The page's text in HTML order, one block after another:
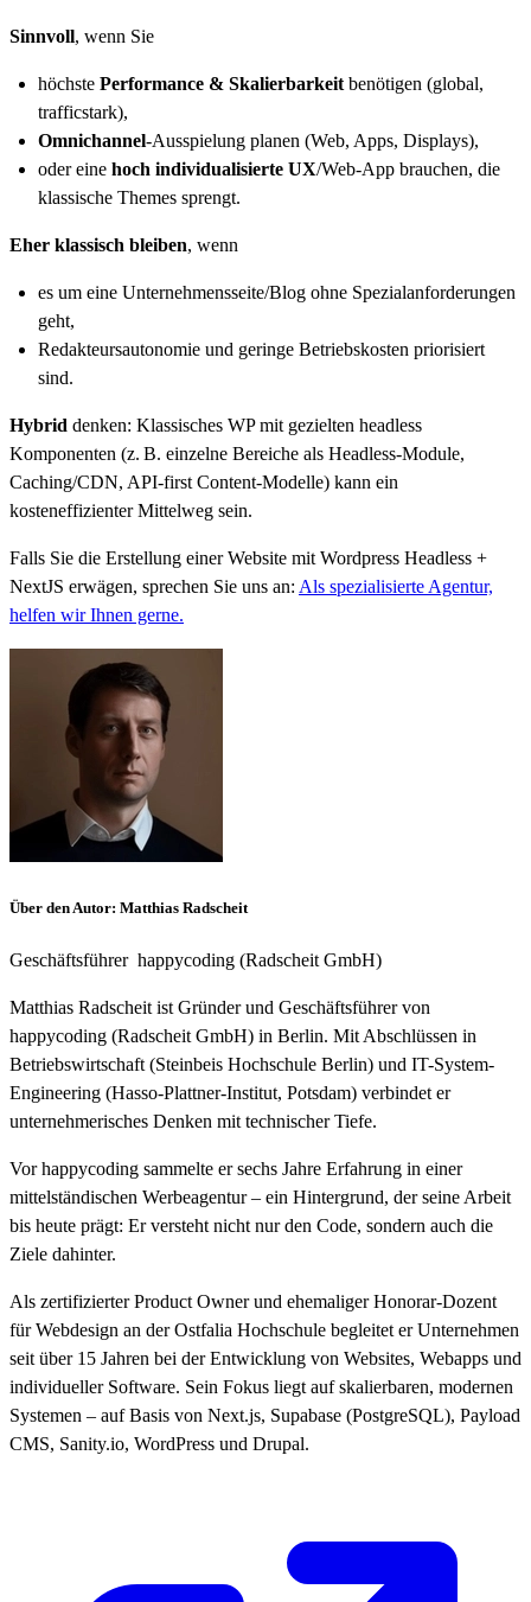
Sinnvoll, wenn Sie
höchste Performance & Skalierbarkeit benötigen (global,
trafficstark),
Omnichannel-Ausspielung planen (Web, Apps, Displays),
oder eine hoch individualisierte UX/Web-App brauchen, die
klassische Themes sprengt.
Eher klassisch bleiben, wenn
es um eine Unternehmensseite/Blog ohne Spezialanforderungen
geht,
Redakteursautonomie und geringe Betriebskosten priorisiert
sind.
Hybrid denken: Klassisches WP mit gezielten headless
Komponenten (z. B. einzelne Bereiche als Headless-Module,
Caching/CDN, API-first Content-Modelle) kann ein
kosteneffizienter Mittelweg sein.
Falls Sie die Erstellung einer Website mit Wordpress Headless +
NextJS erwägen, sprechen Sie uns an: Als spezialisierte Agentur,
helfen wir Ihnen gerne.
Über den Autor: Matthias Radscheit
Geschäftsführer happycoding (Radscheit GmbH)
Matthias Radscheit ist Gründer und Geschäftsführer von
happycoding (Radscheit GmbH) in Berlin. Mit Abschlüssen in
Betriebswirtschaft (Steinbeis Hochschule Berlin) und IT-System-
Engineering (Hasso-Plattner-Institut, Potsdam) verbindet er
unternehmerisches Denken mit technischer Tiefe.
Vor happycoding sammelte er sechs Jahre Erfahrung in einer
mittelständischen Werbeagentur – ein Hintergrund, der seine Arbeit
bis heute prägt: Er versteht nicht nur den Code, sondern auch die
Ziele dahinter.
Als zertifizierter Product Owner und ehemaliger Honorar-Dozent
für Webdesign an der Ostfalia Hochschule begleitet er Unternehmen
seit über 15 Jahren bei der Entwicklung von Websites, Webapps und
individueller Software. Sein Fokus liegt auf skalierbaren, modernen
Systemen – auf Basis von Next.js, Supabase (PostgreSQL), Payload
CMS, Sanity.io, WordPress und Drupal.